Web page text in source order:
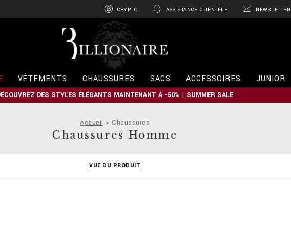
CRYPTO ASSISTANCE CLIENTÈLE NEWSLETTER
l
o
n
a
VÊTEMENTS CHAUSSURES SACS ACCESSOIRES JUNIOR
DES STYLES ÉLÉGANTS MAINTENANT À -50% | SUMMER SALE
Accueil Chaussures
Chaussures Homme
VUE DU PRODUIT